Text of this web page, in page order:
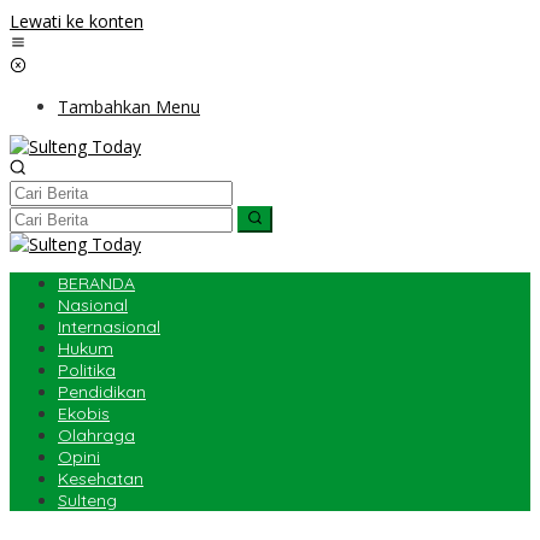
Lewati ke konten
Tambahkan Menu
BERANDA
Nasional
Internasional
Hukum
Politika
Pendidikan
Ekobis
Olahraga
Opini
Kesehatan
Sulteng